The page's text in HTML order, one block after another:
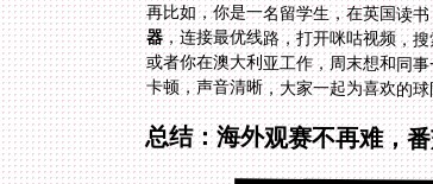
再比如，你是一名留学生，在英国读
器，连接最优线路，打开咪咕视频，
或者你在澳大利亚工作，周末想和同
卡顿，声音清晰，大家一起为喜欢的
总结：海外观赛不再难，